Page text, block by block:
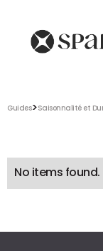
Guides>Saisonnalité et
No items found.